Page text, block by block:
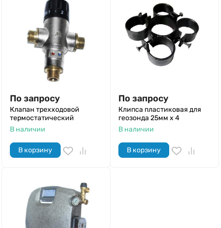
По запросу
Клапан трехходовой
термостатический
В наличии
В корзину
По запросу
Клипса пластиковая для
геозонда 25мм х 4
В наличии
В корзину